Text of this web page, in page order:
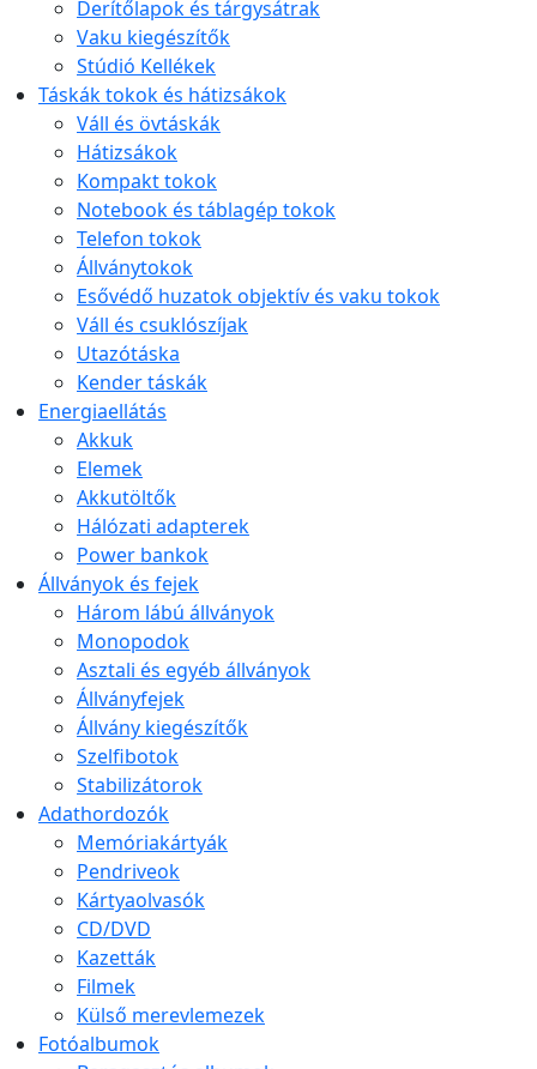
Derítőlapok és tárgysátrak
Vaku kiegészítők
Stúdió Kellékek
Táskák tokok és hátizsákok
Váll és övtáskák
Hátizsákok
Kompakt tokok
Notebook és táblagép tokok
Telefon tokok
Állványtokok
Esővédő huzatok objektív és vaku tokok
Váll és csuklószíjak
Utazótáska
Kender táskák
Energiaellátás
Akkuk
Elemek
Akkutöltők
Hálózati adapterek
Power bankok
Állványok és fejek
Három lábú állványok
Monopodok
Asztali és egyéb állványok
Állványfejek
Állvány kiegészítők
Szelfibotok
Stabilizátorok
Adathordozók
Memóriakártyák
Pendriveok
Kártyaolvasók
CD/DVD
Kazetták
Filmek
Külső merevlemezek
Fotóalbumok